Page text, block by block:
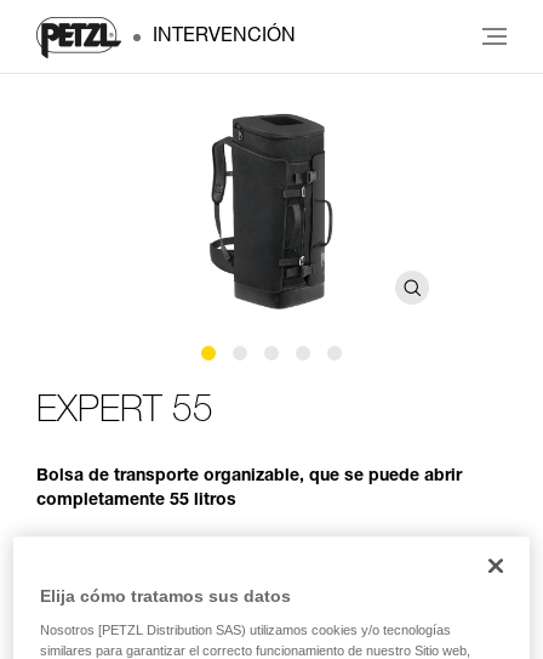
INTERVENCIÓN
EXPERT 55
Bolsa de transporte organizable, que se puede abrir
completamente 55 litros
transportar todo el material necesario para sus misiones de
intervención en equipo. Su porte es confortable gracias al
acolchado en las zonas de contacto. Sus bolsillos de
diferentes formatos y sus numerosos anillos portamaterial le
Elija cómo tratamos sus datos
Nosotros [PETZL Distribution SAS) utilizamos cookies y/o tecnologías
similares para garantizar el correcto funcionamiento de nuestro Sitio web,